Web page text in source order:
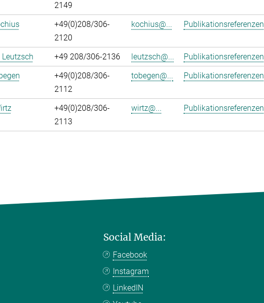
2149
+49(0)208/306-
2120
kochius@... Publikationsreferenzen
Leutzsch +49 208/306-2136 leutzsch@... Publikationsreferenzen
+49(0)208/306-
2112
tobegen@... Publikationsreferenzen
+49(0)208/306-
2113
wirtz@... Publikationsreferenzen
Social Media:
Facebook
Instagram
LinkedIN